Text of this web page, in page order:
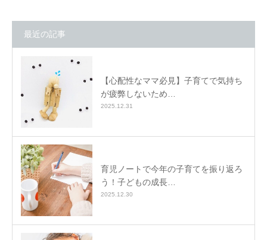
最近の記事
【心配性なママ必見】子育てで気持ち
が疲弊しないため…
2025.12.31
育児ノートで今年の子育てを振り返ろ
う！子どもの成長…
2025.12.30